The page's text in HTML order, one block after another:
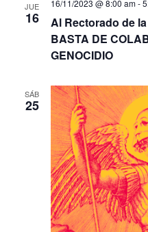
JUE
16
16/11/2023 @ 8:00 am-
Al Rectorado de
BASTA DE
GENOCIDIO
SÁB
25